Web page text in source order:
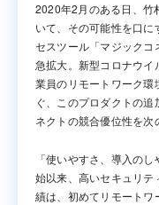
2020年2月のある日、竹
いて、その可能性を口
セスツール「マジック
急拡大。新型コロナウイ
業員のリモートワーク
ぐ、このプロダクトの
ネクトの競合優位性を次
「使いやすさ、導入の
始以来、高いセキュリ
績は、初めてリモート